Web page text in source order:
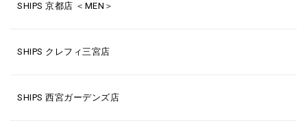
SHIPS 京都店 ＜MEN＞
SHIPS クレフィ三宮店
SHIPS 西宮ガーデンズ店